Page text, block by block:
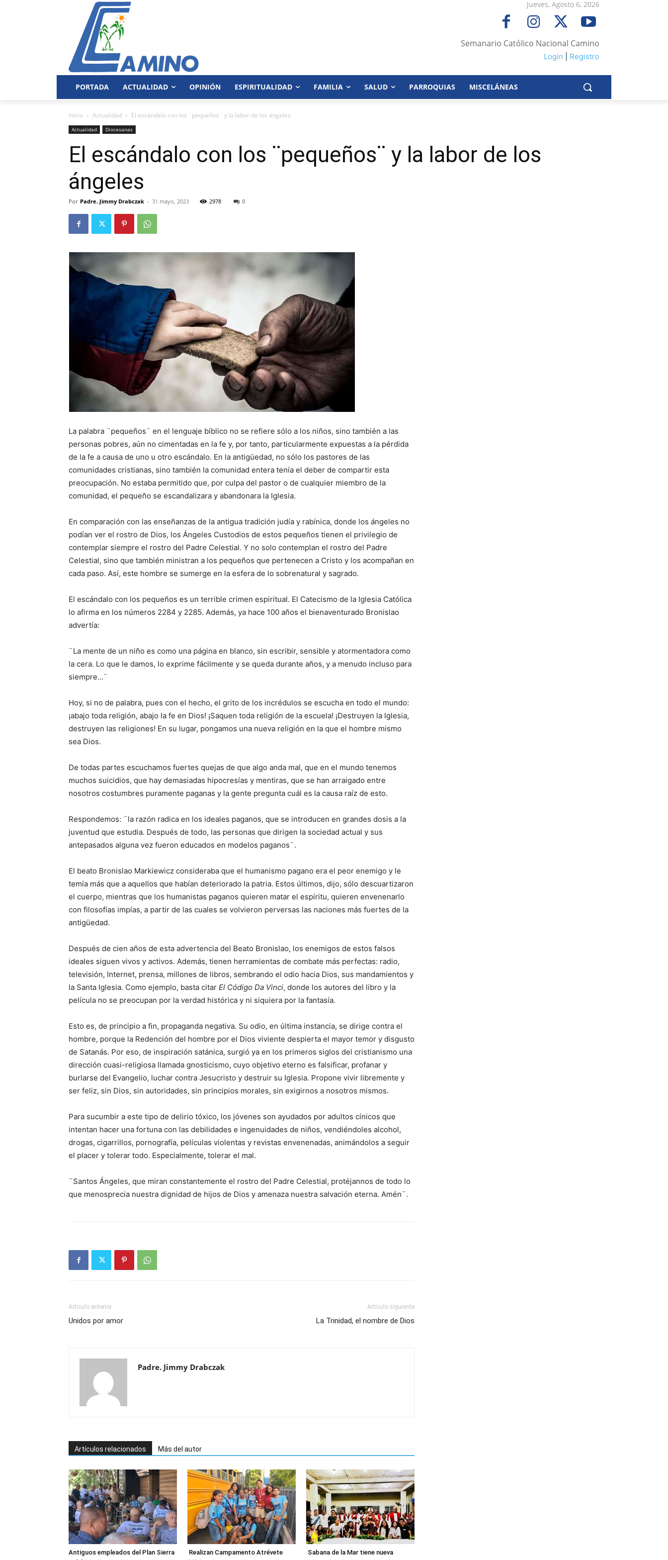
Jueves, Agosto 6, 2026
Semanario Católico Nacional Camino
Login Registro
PORTADA ACTUALIDAD OPINIÓN ESPIRITUALIDAD FAMILIA SALUD PARROQUIAS MISCELÁNEAS
Inicio Actualidad El escándalo con los ¨pequeños¨ y la labor de los ángeles
Actualidad Diocesanas
El escándalo con los ¨pequeños¨ y la labor de los
ángeles
Por Padre. Jimmy Drabczak - 31 mayo, 2023 2978 0
La palabra ¨pequeños¨ en el lenguaje bíblico no se refiere sólo a los niños, sino también a las
personas pobres, aún no cimentadas en la fe y, por tanto, particularmente expuestas a la pérdida
de la fe a causa de uno u otro escándalo. En la antigüedad, no sólo los pastores de las
comunidades cristianas, sino también la comunidad entera tenía el deber de compartir esta
preocupación. No estaba permitido que, por culpa del pastor o de cualquier miembro de la
comunidad, el pequeño se escandalizara y abandonara la Iglesia.
En comparación con las enseñanzas de la antigua tradición judía y rabínica, donde los ángeles no
podían ver el rostro de Dios, los Ángeles Custodios de estos pequeños tienen el privilegio de
contemplar siempre el rostro del Padre Celestial. Y no solo contemplan el rostro del Padre
Celestial, sino que también ministran a los pequeños que pertenecen a Cristo y los acompañan en
cada paso. Así, este hombre se sumerge en la esfera de lo sobrenatural y sagrado.
El escándalo con los pequeños es un terrible crimen espiritual. El Catecismo de la Iglesia Católica
lo afirma en los números 2284 y 2285. Además, ya hace 100 años el bienaventurado Bronislao
advertía:
¨La mente de un niño es como una página en blanco, sin escribir, sensible y atormentadora como
la cera. Lo que le damos, lo exprime fácilmente y se queda durante años, y a menudo incluso para
siempre…¨
Hoy, si no de palabra, pues con el hecho, el grito de los incrédulos se escucha en todo el mundo:
¡abajo toda religión, abajo la fe en Dios! ¡Saquen toda religión de la escuela! ¡Destruyen la Iglesia,
destruyen las religiones! En su lugar, pongamos una nueva religión en la que el hombre mismo
sea Dios.
De todas partes escuchamos fuertes quejas de que algo anda mal, que en el mundo tenemos
muchos suicidios, que hay demasiadas hipocresías y mentiras, que se han arraigado entre
nosotros costumbres puramente paganas y la gente pregunta cuál es la causa raíz de esto.
Respondemos: ¨la razón radica en los ideales paganos, que se introducen en grandes dosis a la
juventud que estudia. Después de todo, las personas que dirigen la sociedad actual y sus
antepasados ​​alguna vez fueron educados en modelos paganos¨.
El beato Bronislao Markiewicz consideraba que el humanismo pagano era el peor enemigo y le
temía más que a aquellos que habían deteriorado la patria. Estos últimos, dijo, sólo descuartizaron
el cuerpo, mientras que los humanistas paganos quieren matar el espíritu, quieren envenenarlo
con filosofías impías, a partir de las cuales se volvieron perversas las naciones más fuertes de la
antigüedad.
Después de cien años de esta advertencia del Beato Bronislao, los enemigos de estos falsos
ideales siguen vivos y activos. Además, tienen herramientas de combate más perfectas: radio,
televisión, Internet, prensa, millones de libros, sembrando el odio hacia Dios, sus mandamientos y
la Santa Iglesia. Como ejemplo, basta citar El Código Da Vinci, donde los autores del libro y la
película no se preocupan por la verdad histórica y ni siquiera por la fantasía.
Esto es, de principio a fin, propaganda negativa. Su odio, en última instancia, se dirige contra el
hombre, porque la Redención del hombre por el Dios viviente despierta el mayor temor y disgusto
de Satanás. Por eso, de inspiración satánica, surgió ya en los primeros siglos del cristianismo una
dirección cuasi-religiosa llamada gnosticismo, cuyo objetivo eterno es falsificar, profanar y
burlarse del Evangelio, luchar contra Jesucristo y destruir su Iglesia. Propone vivir libremente y
ser feliz, sin Dios, sin autoridades, sin principios morales, sin exigirnos a nosotros mismos.
Para sucumbir a este tipo de delirio tóxico, los jóvenes son ayudados por adultos cínicos que
intentan hacer una fortuna con las debilidades e ingenuidades de niños, vendiéndoles alcohol,
drogas, cigarrillos, pornografía, películas violentas y revistas envenenadas, animándolos a seguir
el placer y tolerar todo. Especialmente, tolerar el mal.
¨Santos Ángeles, que miran constantemente el rostro del Padre Celestial, protéjannos de todo lo
que menosprecia nuestra dignidad de hijos de Dios y amenaza nuestra salvación eterna. Amén¨.
Artículo anterior
Unidos por amor
Artículo siguiente
La Trinidad, el nombre de Dios
Padre. Jimmy Drabczak
Artículos relacionados Más del autor
Antiguos empleados del Plan Sierra
Realizan Campamento Atrévete
Sabana de la Mar tiene nueva